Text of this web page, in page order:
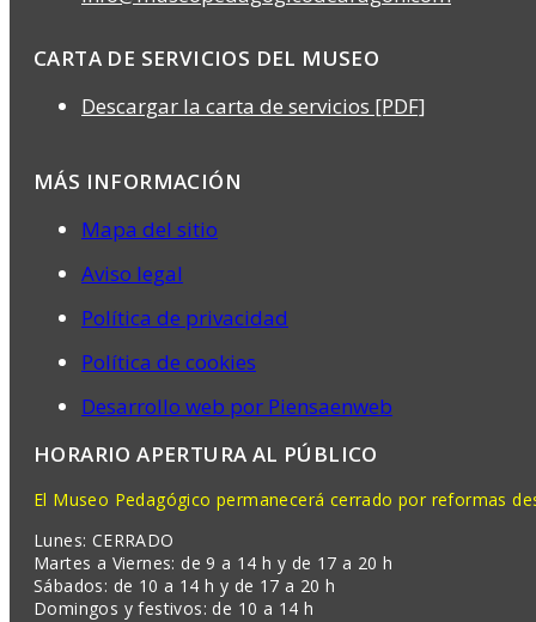
CARTA DE SERVICIOS DEL MUSEO
Descargar la carta de servicios [PDF]
MÁS INFORMACIÓN
Mapa del sitio
Aviso legal
Política de privacidad
Política de cookies
Desarrollo web por Piensaenweb
HORARIO APERTURA AL PÚBLICO
El Museo Pedagógico permanecerá cerrado por reformas
Lunes: CERRADO
Martes a Viernes: de 9 a 14 h y de 17 a 20 h
Sábados: de 10 a 14 h y de 17 a 20 h
Domingos y festivos: de 10 a 14 h